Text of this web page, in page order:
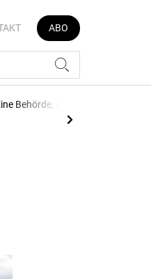
ABO
Behörde, viele